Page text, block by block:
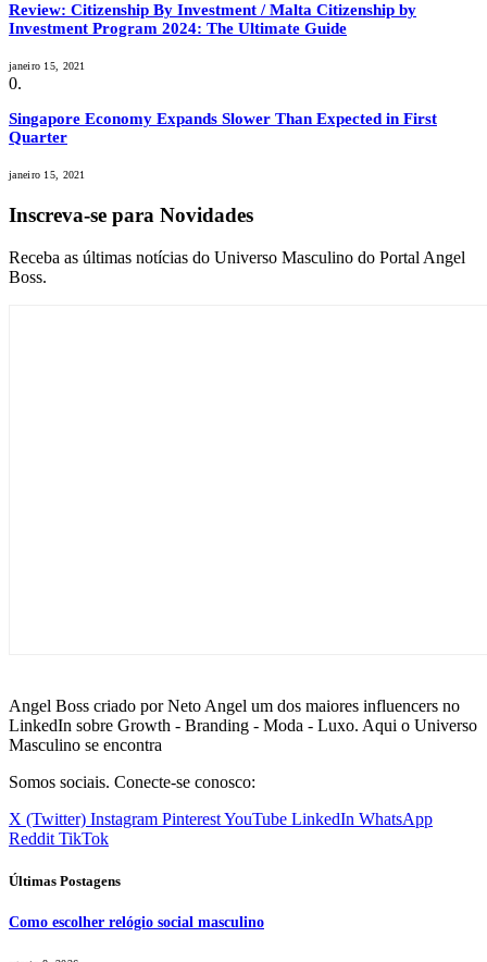
Review: Citizenship By Investment / Malta Citizenship by
Investment Program 2024: The Ultimate Guide
janeiro 15, 2021
Singapore Economy Expands Slower Than Expected in First
Quarter
janeiro 15, 2021
Inscreva-se para Novidades
Receba as últimas notícias do Universo Masculino do Portal Angel
Boss.
Angel Boss criado por Neto Angel um dos maiores influencers no
LinkedIn sobre Growth - Branding - Moda - Luxo. Aqui o Universo
Masculino se encontra
Somos sociais. Conecte-se conosco:
X (Twitter) Instagram PinterestYouTube LinkedIn WhatsApp
Reddit TikTok
Últimas Postagens
Como escolher relógio social masculino